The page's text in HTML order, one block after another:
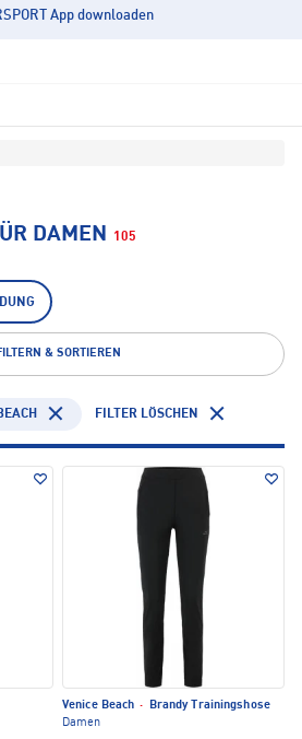
App downloaden
DAMEN 105
& SORTIEREN
FILTER LÖSCHEN
Venice Beach ·
Brandy Trainingshose
Damen